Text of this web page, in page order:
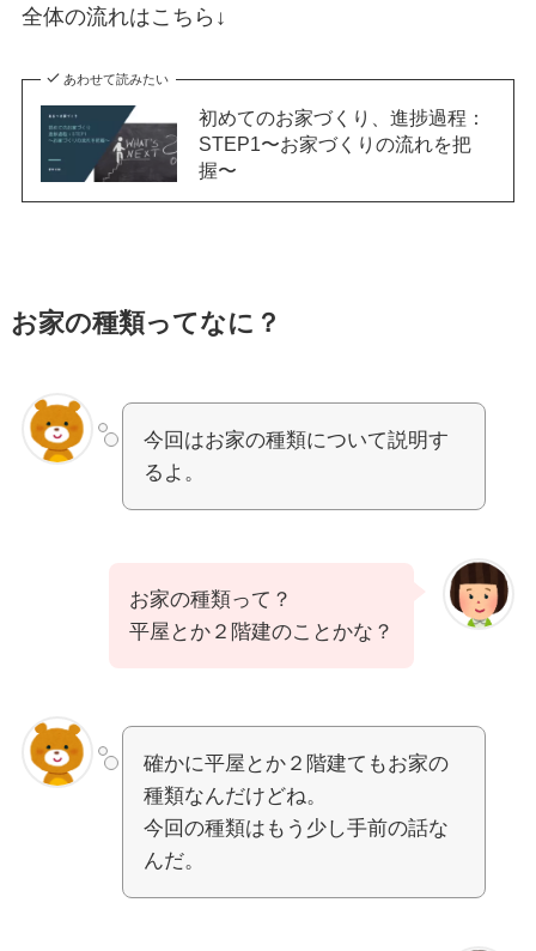
全体の流れはこちら↓
あわせて読みたい
初めてのお家づくり、進捗過程：
STEP1〜お家づくりの流れを把
握〜
お家の種類ってなに？
今回はお家の種類について説明す
るよ。
お家の種類って？
平屋とか２階建のことかな？
確かに平屋とか２階建てもお家の
種類なんだけどね。
今回の種類はもう少し手前の話な
んだ。